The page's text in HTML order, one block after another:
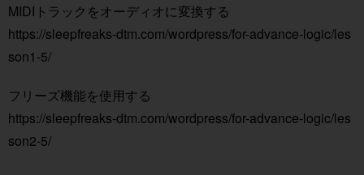
MIDIトラックをオーディオに変換する
https://sleepfreaks-dtm.com/wordpress/for-advance-logic/les
son1-5/
フリーズ機能を使用する
https://sleepfreaks-dtm.com/wordpress/for-advance-logic/les
son2-5/